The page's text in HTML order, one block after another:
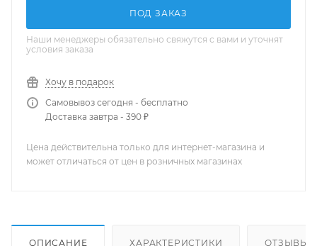
ПОД ЗАКАЗ
Наши менеджеры обязательно свяжутся с вами и уточнят
условия заказа
Хочу в подарок
Самовывоз сегодня - бесплатно
Доставка завтра - 390 ₽
Цена действительна только для интернет-магазина и
может отличаться от цен в розничных магазинах
ОПИСАНИЕ ХАРАКТЕРИСТИКИ ОТЗЫВЫ